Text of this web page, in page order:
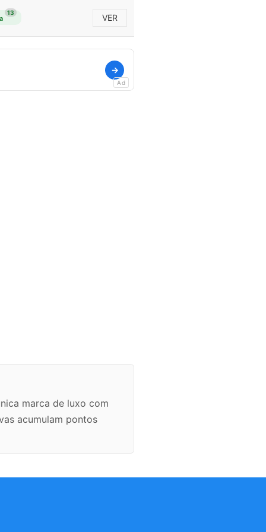
13 VER
→
Ad
marca de luxo com
acumulam pontos